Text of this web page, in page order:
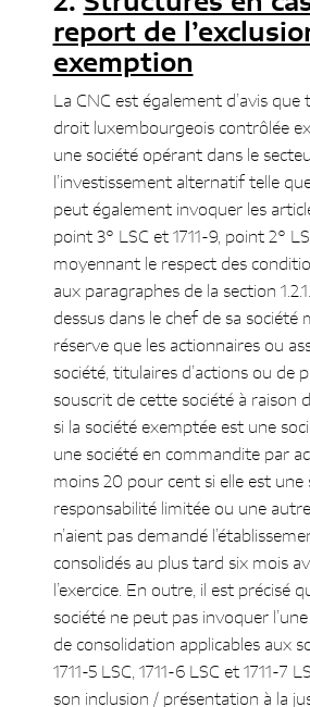
report de
exemption
La CNC est également d’avis que
droit luxembourgeois contrôlée
une société opérant dans le
l’investissement alternatif telle
peut également invoquer les
point 3° LSC et 1711-9, point 2°
moyennant le respect des
aux paragraphes de la section
dessus dans le chef de sa société
réserve que les actionnaires ou
société, titulaires d’actions ou de
souscrit de cette société à raison
si la société exemptée est une
une société en commandite par
moins 20 pour cent si elle est une
responsabilité limitée ou une
n’aient pas demandé
consolidés au plus tard six mois
l’exercice. En outre, il est précisé
société ne peut pas invoquer
de consolidation applicables aux
1711-5 LSC, 1711-6 LSC et 1711-7
son inclusion / présentation à la